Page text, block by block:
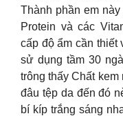
Thành phần em
Protein và các
cấp độ ẩm cần thiết
sử dụng tầm 30
trông thấy Chất
đâu tệp da đến đó
bí kíp trắng sáng